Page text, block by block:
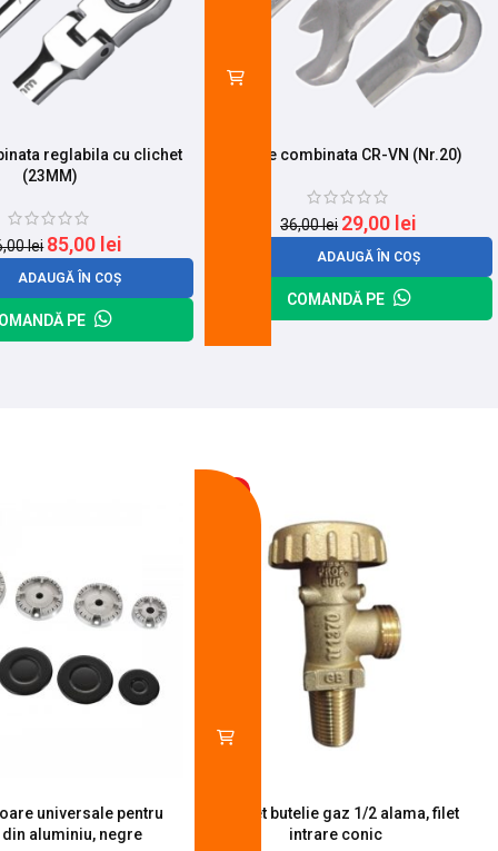
reglabila cu clichet
(23MM)
lei 85,00 lei
ADAUGĂ ÎN COȘ
PE
Cheie combinata CR-VN (Nr.20)
36,00lei 29,00 lei
ADAUGĂ ÎN COȘ
COMANDĂ PE
universale pentru
aluminiu, negre
Robinet butelie gaz 1/2 alama, filet
intrare conic